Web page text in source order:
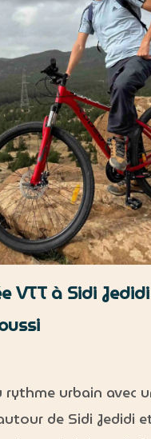
VTT à Sidi
rythme urbain avec
de Sidi Jedidi